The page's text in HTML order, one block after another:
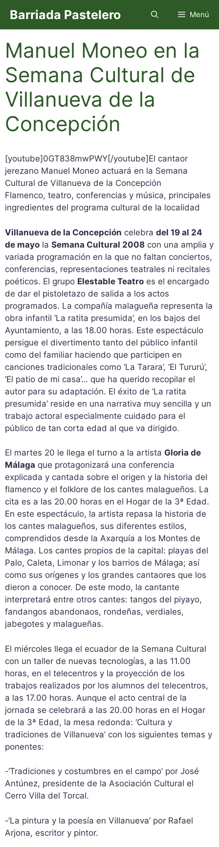
contenido
Barriada Pastelero Menú
Manuel Moneo en la
Semana Cultural de
Villanueva de la
Concepción
[youtube]0GT838mwPWY[/youtube]El cantaor
jerezano Manuel Moneo actuará en la Semana
Cultural de Villanueva de la Concepción
Flamenco, teatro, conferencias y música, principales
ingredientes del programa cultural de la localidad
Villanueva de la Concepción celebra del 19 al 24
de mayo la Semana Cultural 2008 con una amplia y
variada programación en la que no faltan conciertos,
conferencias, representaciones teatrales ni recitales
poéticos. El grupo Elestable Teatro es el encargado
de dar el pistoletazo de salida a los actos
programados. La compañía malagueña representa la
obra infantil ‘La ratita presumida’, en los bajos del
Ayuntamiento, a las 18.00 horas. Este espectáculo
persigue el divertimento tanto del público infantil
como del familiar haciendo que participen en
canciones tradicionales como ‘La Tarara’, ‘El Tururú’,
‘El patio de mi casa’… que ha querido recopilar el
autor para su adaptación. El éxito de ‘La ratita
presumida’ reside en una narrativa muy sencilla y un
trabajo actoral especialmente cuidado para el
público de tan corta edad al que va dirigido.
El martes 20 le llega el turno a la artista Gloria de
Málaga que protagonizará una conferencia
explicada y cantada sobre el origen y la historia del
flamenco y el folklore de los cantes malagueños. La
cita es a las 20.00 horas en el Hogar de la 3ª Edad.
En este espectáculo, la artista repasa la historia de
los cantes malagueños, sus diferentes estilos,
comprendidos desde la Axarquía a los Montes de
Málaga. Los cantes propios de la capital: playas del
Palo, Caleta, Limonar y los barrios de Málaga; así
como sus orígenes y los grandes cantaores que los
dieron a conocer. De este modo, la cantante
interpretará entre otros cantes: tangos del piyayo,
fandangos abandonaos, rondeñas, verdiales,
jabegotes y malagueñas.
El miércoles llega el ecuador de la Semana Cultural
con un taller de nuevas tecnologías, a las 11.00
horas, en el telecentros y la proyección de los
trabajos realizados por los alumnos del telecentros,
a las 17.00 horas. Aunque el acto central de la
jornada se celebrará a las 20.00 horas en el Hogar
de la 3ª Edad, la mesa redonda: ‘Cultura y
tradiciones de Villanueva’ con los siguientes temas y
ponentes:
-‘Tradiciones y costumbres en el campo’ por José
Antúnez, presidente de la Asociación Cultural el
Cerro Villa del Torcal.
-‘La pintura y la poesía en Villanueva’ por Rafael
Arjona, escritor y pintor.